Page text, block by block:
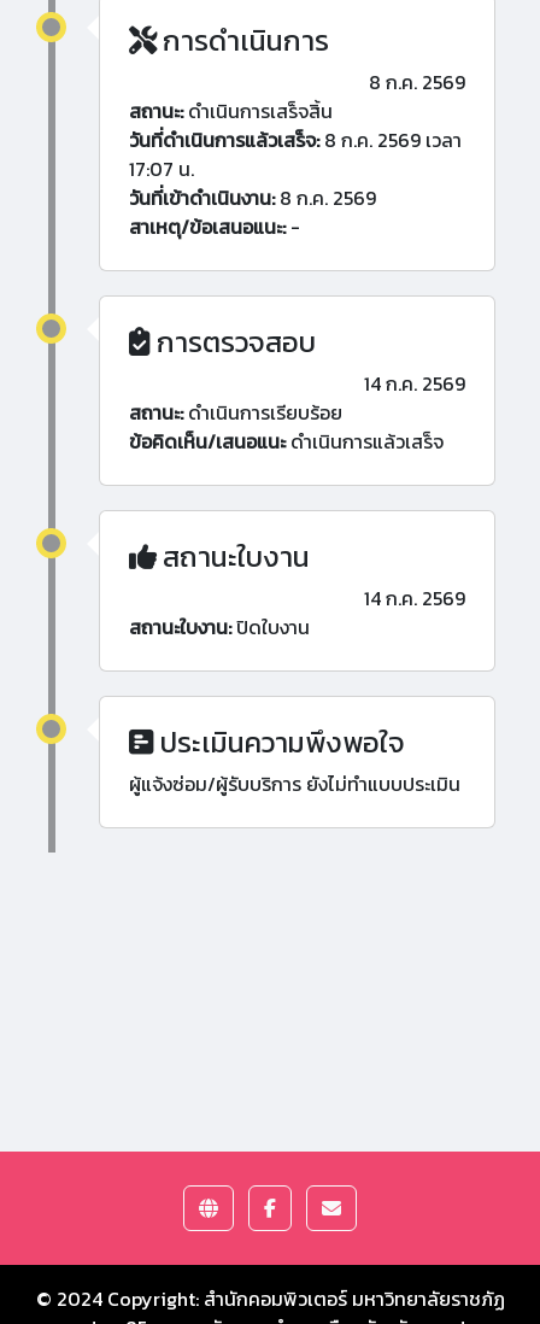
การดำเนินการ
8 ก.ค. 2569
สถานะ:ดำเนินการเสร็จสิ้น
วันที่ดำเนินการแล้วเสร็จ:8 ก.ค. 2569 เวลา
17:07 น.
วันที่เข้าดำเนินงาน:8 ก.ค. 2569
สาเหตุ/ข้อเสนอแนะ:-
การตรวจสอบ
14 ก.ค. 2569
สถานะ:ดำเนินการเรียบร้อย
ข้อคิดเห็น/เสนอแนะดำเนินการแล้วเสร็จ
สถานะใบงาน
14 ก.ค. 2569
สถานะใบงาน:ปิดใบงาน
ประเมินความพึงพอใจ
ผู้แจ้งซ่อม/ผู้รับบริการ ยังไม่ทำแบบประเมิน
© 2024 Copyright: สำนักคอมพิวเตอร์ มหาวิทยาลัยราชภัฏ